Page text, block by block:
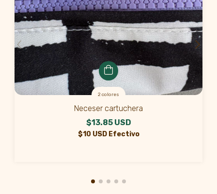
2 colores
Neceser cartuchera
$13.85 USD
$10 USD Efectivo